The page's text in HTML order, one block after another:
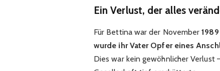
Ein Verlust, der alles
Für Bettina war der November
wurde ihr Vater Opfer eines
Dies war kein gewöhnlicher Verlust